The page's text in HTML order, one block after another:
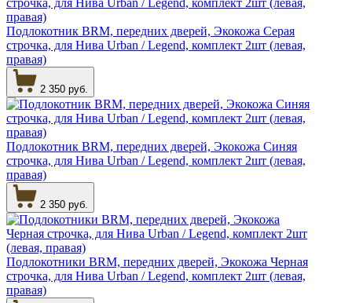
Подлокотник BRM, передних дверей, Экокожа Серая
строчка, для Нива Urban / Legend, комплект 2шт (левая,
правая)
2 350 руб.
Подлокотник BRM, передних дверей, Экокожа Синяя
строчка, для Нива Urban / Legend, комплект 2шт (левая,
правая)
2 350 руб.
Подлокотники BRM, передних дверей, Экокожа Черная
строчка, для Нива Urban / Legend, комплект 2шт (левая,
правая)